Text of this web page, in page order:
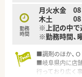
勤務
時間
月火水金 08
木土 08：
※上記の中で
※勤務時間、
■調剤のほか、
■岐阜県内に店
行っており広く